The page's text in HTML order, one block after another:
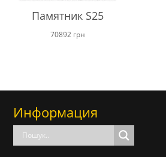
Памятник S25
70892 грн
Информация